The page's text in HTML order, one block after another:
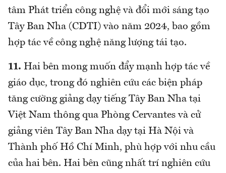
tâm Phát triển công nghệ và đổi mới sáng tạo
Tây Ban Nha (CDTI) vào năm 2024, bao gồm
hợp tác về công nghệ năng lượng tái tạo.
11. Hai bên mong muốn đẩy mạnh hợp tác về
giáo dục, trong đó nghiên cứu các biện pháp
tăng cường giảng dạy tiếng Tây Ban Nha tại
Việt Nam thông qua Phòng Cervantes và cử
giảng viên Tây Ban Nha dạy tại Hà Nội và
Thành phố Hồ Chí Minh, phù hợp với nhu cầu
của hai bên. Hai bên cũng nhất trí nghiên cứu